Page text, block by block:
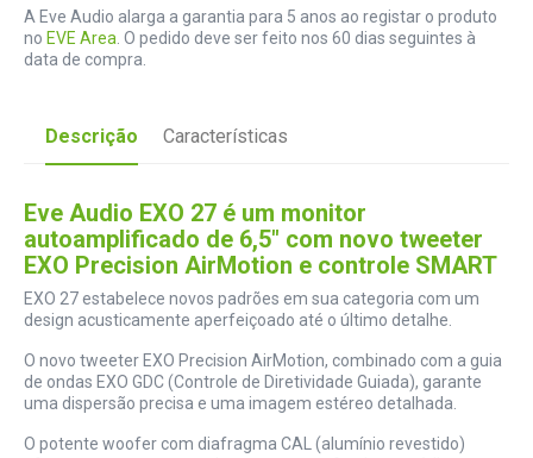
A Eve Audio alarga a garantia para 5 anos ao registar o produto
no EVE Area . O pedido deve ser feito nos 60 dias seguintes à
data de compra.
Descrição Características
Eve Audio EXO 27 é um monitor
autoamplificado de 6,5" com novo tweeter
EXO Precision AirMotion e controle SMART
EXO 27 estabelece novos padrões em sua categoria com um
design acusticamente aperfeiçoado até o último detalhe.
O novo tweeter EXO Precision AirMotion, combinado com a guia
de ondas EXO GDC (Controle de Diretividade Guiada), garante
uma dispersão precisa e uma imagem estéreo detalhada.
O potente woofer com diafragma CAL (alumínio revestido)